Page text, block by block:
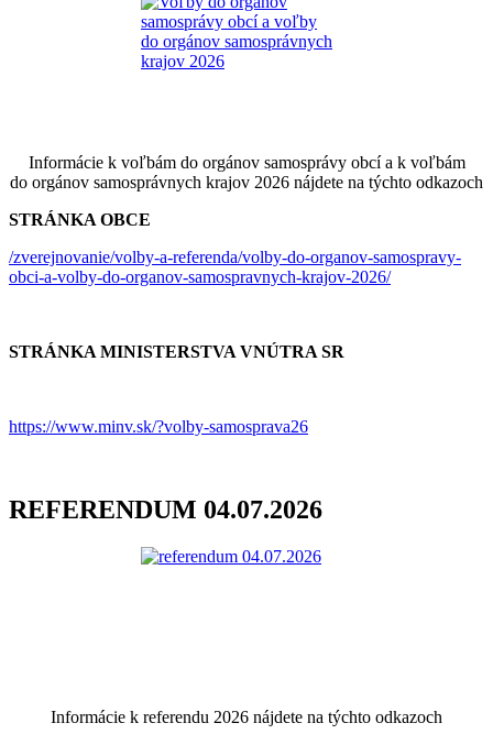
Informácie k voľbám do orgánov samosprávy obcí a k voľbám
do orgánov samosprávnych krajov 2026 nájdete na týchto odkazoch
STRÁNKA OBCE
/zverejnovanie/volby-a-referenda/volby-do-organov-samospravy-
obci-a-volby-do-organov-samospravnych-krajov-2026/
STRÁNKA MINISTERSTVA VNÚTRA SR
https://www.minv.sk/?volby-samosprava26
REFERENDUM 04.07.2026
Informácie k referendu 2026 nájdete na týchto odkazoch